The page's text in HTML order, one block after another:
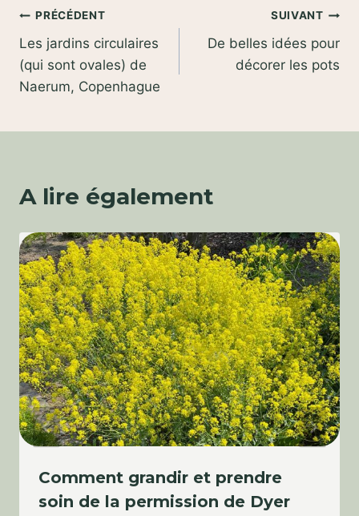
Navigation
de
l’article
PRÉCÉDENT
Les jardins circulaires
(qui sont ovales) de
Naerum, Copenhague
SUIVANT
De belles idées pour
décorer les pots
A lire également
Comment grandir et prendre
soin de la permission de Dyer